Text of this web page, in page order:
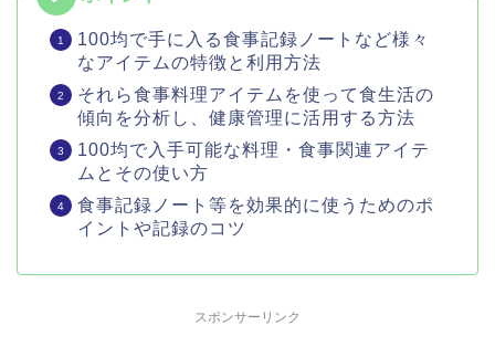
100均で手に入る食事記録ノートなど様々
なアイテムの特徴と利用方法
それら食事料理アイテムを使って食生活の
傾向を分析し、健康管理に活用する方法
100均で入手可能な料理・食事関連アイテ
ムとその使い方
食事記録ノート等を効果的に使うためのポ
イントや記録のコツ
スポンサーリンク